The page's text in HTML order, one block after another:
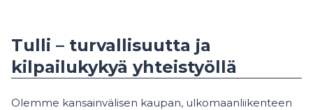
Tulli – turvallisuutta ja
kilpailukykyä yhteistyöllä
Olemme kansainvälisen kaupan, ulkomaanliikenteen